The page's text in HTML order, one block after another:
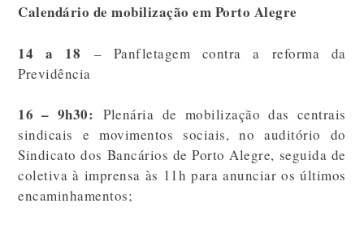
Calendário de mobilização em Porto Alegre
14 a 18 – Panfletagem contra a reforma da
Previdência
16 – 9h30: Plenária de mobilização das centrais
sindicais e movimentos sociais, no auditório do
Sindicato dos Bancários de Porto Alegre, seguida de
coletiva à imprensa às 11h para anunciar os últimos
encaminhamentos;